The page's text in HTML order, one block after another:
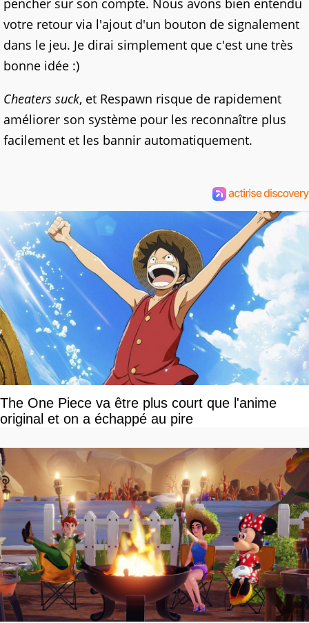
pencher sur son compte. Nous avons bien entendu
votre retour via l'ajout d'un bouton de signalement
dans le jeu. Je dirai simplement que c'est une très
bonne idée :)
Cheaters suck, et Respawn risque de rapidement
améliorer son système pour les reconnaître plus
facilement et les bannir automatiquement.
The One Piece va être plus court que l'anime
original et on a échappé au pire